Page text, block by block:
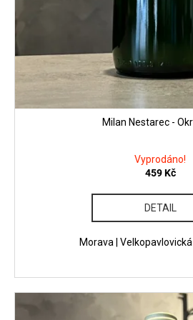
Milan Nestarec -
Vyprodáno!
459 Kč
DETAIL
Morava |